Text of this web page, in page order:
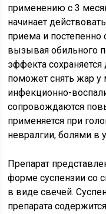
применению с 3
начинает
приема и постепенно
вызывая обильного
эффекта
поможет снять жар
инфекционно-
сопровождаются
применяется при
невралгии, болями в
Препарат
форме суспензии
в виде свечей.
препарата